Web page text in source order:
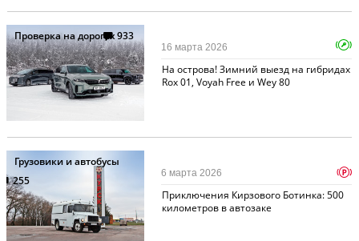
Проверка на дорогах933
На острова! Зимний выезд на гибридах
Rox 01, Voyah Free и Wey 80
16 марта 2026
Грузовики и автобусы
255
Приключения Кирзового Ботинка: 500
километров в автозаке
6 марта 2026 p